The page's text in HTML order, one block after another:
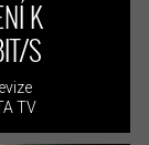
K
S
TV